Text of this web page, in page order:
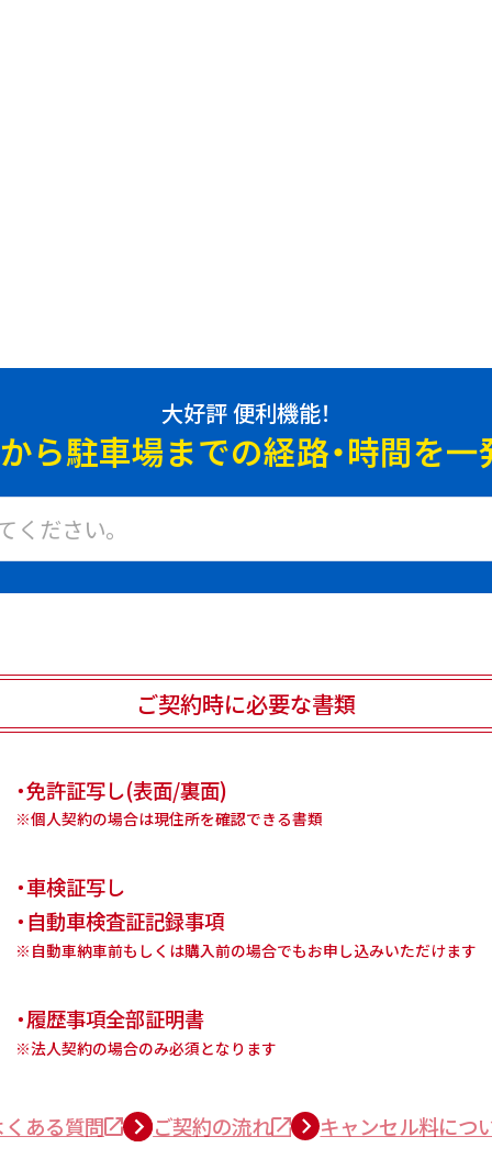
大好評 便利機能！
ら駐車場までの経路・時間を
ご契約時に必要な書類
・免許証写し(表面/裏面)
※個人契約の場合は現住所を確認できる書類
・車検証写し
・自動車検査証記録事項
※自動車納車前もしくは購入前の場合でもお申し込みいただけます
・履歴事項全部証明書
※法人契約の場合のみ必須となります
くある質問 ご契約の流れ キャンセル料につ